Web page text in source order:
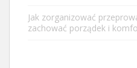
Jak zorganizować
zachować porządek i